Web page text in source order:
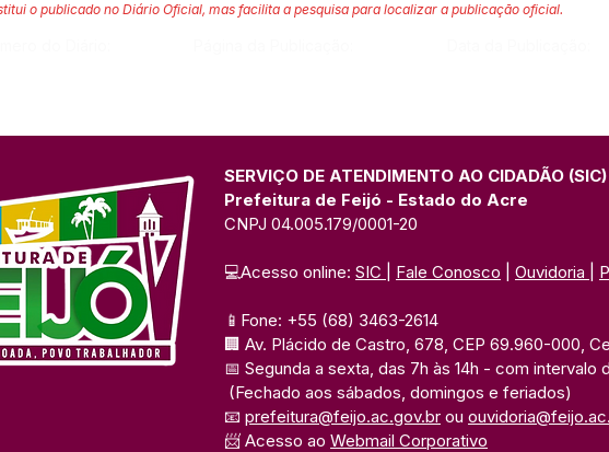
o publicado no Diário Oficial, mas facilita a pesquisa para localizar a publicação oficial.
SERVIÇO DE ATENDIMENTO AO CIDADÃO
Prefeitura de Feijó - Estado do Acre
CNPJ 04.005.179/0001-20
💻Acesso online: SIC Fale Conosco Ouvidoria
📱Fone: +55 (68) 3463-2614
🏢 Av. Plácido de Castro, 678, CEP 69.960-000,
📅 Segunda a sexta, das 7h às 14h - com intervalo
(Fechado aos sábados, domingos e feriados)
📧 prefeitura@feijo.ac.gov.br ou
📨 Acesso ao Webmail Corporativo